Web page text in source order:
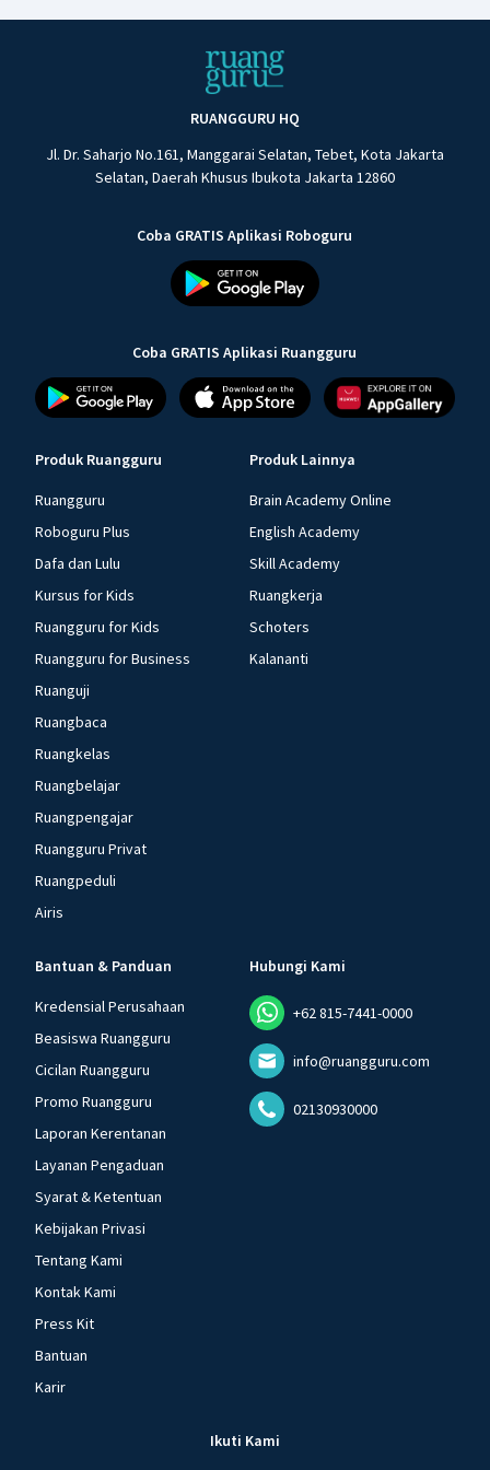
RUANGGURU HQ
Jl. Dr. Saharjo No.161, Manggarai Selatan, Tebet, Kota Jakarta
Selatan, Daerah Khusus Ibukota Jakarta 12860
Coba GRATIS Aplikasi Roboguru
Coba GRATIS Aplikasi Ruangguru
Produk Ruangguru
Ruangguru
Roboguru Plus
Dafa dan Lulu
Kursus for Kids
Ruangguru for Kids
Ruangguru for Business
Ruanguji
Ruangbaca
Ruangkelas
Ruangbelajar
Ruangpengajar
Ruangguru Privat
Ruangpeduli
Airis
Produk Lainnya
Brain Academy Online
English Academy
Skill Academy
Ruangkerja
Schoters
Kalananti
Bantuan & Panduan
Kredensial Perusahaan
Beasiswa Ruangguru
Cicilan Ruangguru
Promo Ruangguru
Laporan Kerentanan
Layanan Pengaduan
Syarat & Ketentuan
Kebijakan Privasi
Tentang Kami
Kontak Kami
Press Kit
Bantuan
Karir
Hubungi Kami
+62 815-7441-0000
info@ruangguru.com
02130930000
Ikuti Kami